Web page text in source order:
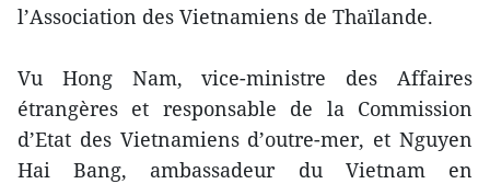
l’Association des Vietnamiens de Thaïlande.
Vu Hong Nam, vice-ministre des Affaires
étrangères et responsable de la Commission
d’Etat des Vietnamiens d’outre-mer, et Nguyen
Hai Bang, ambassadeur du Vietnam en